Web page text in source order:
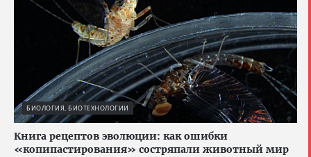
БИОЛОГИЯ, БИОТЕХНОЛОГИИ
Книга рецептов эволюции: как ошибки
«копипастирования» состряпали животный мир